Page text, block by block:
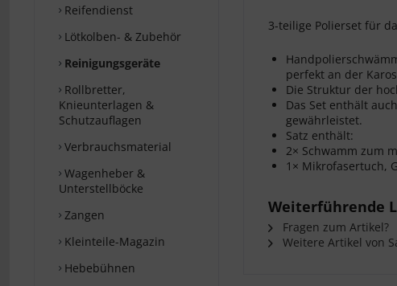
Reifendienst
Lötkolben- & Zubehör
Reinigungsgeräte
Rollbretter,
Knieunterlagen &
Schutzauflagen
Verbrauchsmaterial
Wagenheber &
Unterstellböcke
Zangen
Kleinteile-Magazin
Hebebühnen
3-teilige Polierset für
perfekt an der
Die Struktur der
Das Set enthält
gewährleistet.
Satz enthält:
2× Schwamm zum
1× Mikrofasertuch,
Weiterführende
Fragen zum Artikel?
Weitere Artikel von